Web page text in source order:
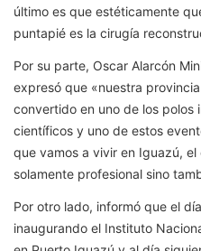
último es que estéticamente
puntapié es la cirugía
Por su parte, Oscar Alarcón
expresó que «nuestra
convertido en uno de los polos
científicos y uno de estos
que vamos a vivir en Iguazú,
solamente profesional sino
Por otro lado, informó que el
inaugurando el Instituto